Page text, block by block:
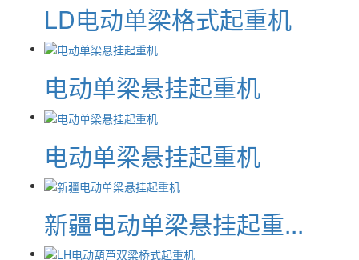
LD电动单梁格式起重机
电动单梁悬挂起重机
电动单梁悬挂起重机
新疆电动单梁悬挂起重...